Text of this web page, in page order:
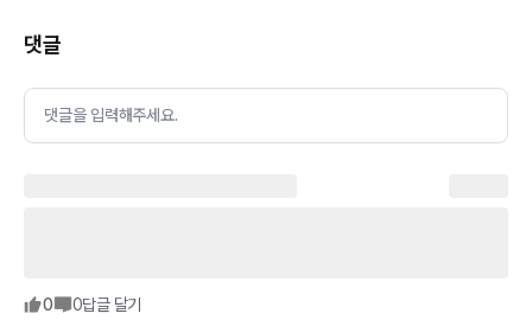
댓글
댓글을 입력해주세요.
0 0답글 달기